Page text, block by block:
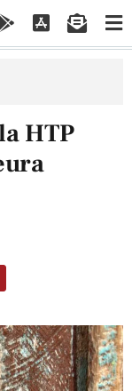
HTP